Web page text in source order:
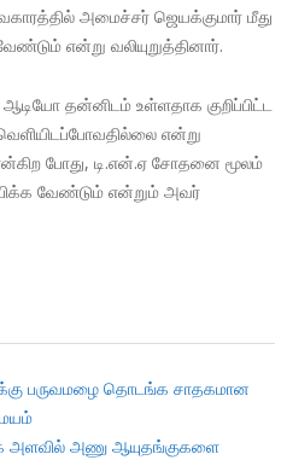
அமைச்சர் ஜெயக்குமார் மீது
என்று வலியுறுத்தினார்.
தன்னிடம் உள்ளதாக குறிப்பிட்ட
என்று
போது, டி.என்.ஏ சோதனை மூலம்
வேண்டும் என்றும் அவர்
பருவமழை தொடங்க சாதகமான
அளவில் அணு ஆயுதங்குகளை